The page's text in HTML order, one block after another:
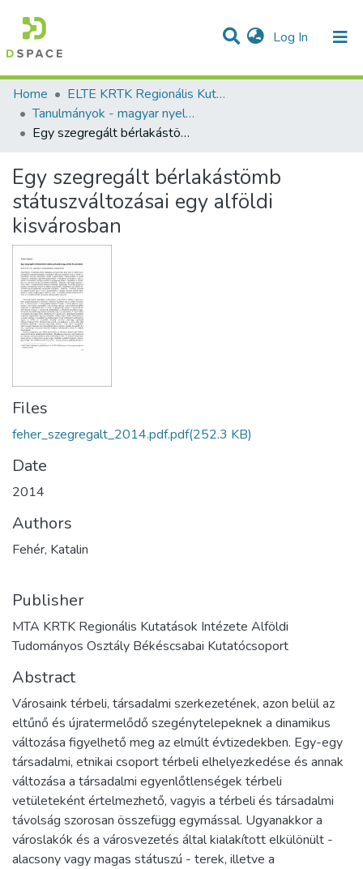
Log In (current)
Communities & Collections
Statistics
All of DSpace
Home
ELTE KRTK Regionális Kutatások Intézete
Tanulmányok - magyar nyelvű (RKI)
Egy szegregált bérlakástömb státuszváltozásai egy alföldi kisvárosban
Egy szegregált bérlakástömb
státuszváltozásai egy alföldi
kisvárosban
Files
feher_szegregalt_2014.pdf.pdf(252.3 KB)
Date
2014
Authors
Fehér, Katalin
Publisher
MTA KRTK Regionális Kutatások Intézete Alföldi
Tudományos Osztály Békéscsabai Kutatócsoport
Abstract
Városaink térbeli, társadalmi szerkezetének, azon belül az
eltűnő és újratermelődő szegénytelepeknek a dinamikus
változása figyelhető meg az elmúlt évtizedekben. Egy-egy
társadalmi, etnikai csoport térbeli elhelyezkedése és annak
változása a társadalmi egyenlőtlenségek térbeli
vetületeként értelmezhető, vagyis a térbeli és társadalmi
távolság szorosan összefügg egymással. Ugyanakkor a
városlakók és a városvezetés által kialakított elkülönült -
alacsony vagy magas státuszú - terek, illetve a